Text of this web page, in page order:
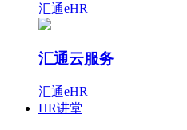
汇通eHR
汇通云服务
汇通eHR
HR讲堂